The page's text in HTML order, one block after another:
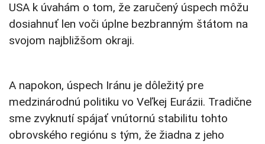
USA k úvahám o tom, že zaručený úspech môžu
dosiahnuť len voči úplne bezbranným štátom na
svojom najbližšom okraji.
A napokon, úspech Iránu je dôležitý pre
medzinárodnú politiku vo Veľkej Eurázii. Tradične
sme zvyknutí spájať vnútornú stabilitu tohto
obrovského regiónu s tým, že žiadna z jeho